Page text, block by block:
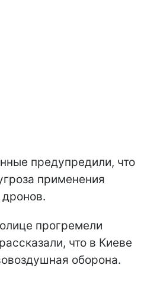
предупредили, что
применения
прогремели
что в Киеве
оборона.